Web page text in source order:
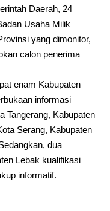
Daerah, 24
Usaha Milik
yang dimonitor,
calon penerima
enam Kabupaten
informasi
Tangerang, Kabupaten
Serang, Kabupaten
dua
Lebak kualifikasi
informatif.